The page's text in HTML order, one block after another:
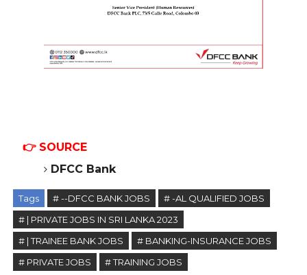
👉 SOURCE
DFCC Bank
Tags # --DFCC BANK JOBS
# -AL QUALIFIED JOBS
# | PRIVATE JOBS IN SRI LANKA 2023
# | TRAINEE BANK JOBS
# BANKING-INSURANCE JOBS
# PRIVATE JOBS
# TRAINING JOBS